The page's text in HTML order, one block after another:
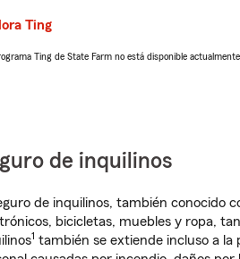
Ting
Ting de State Farm no está disponible
de inquilinos
de inquilinos, también conocido
bicicletas, muebles y ropa,
1 también se extiende incluso a la